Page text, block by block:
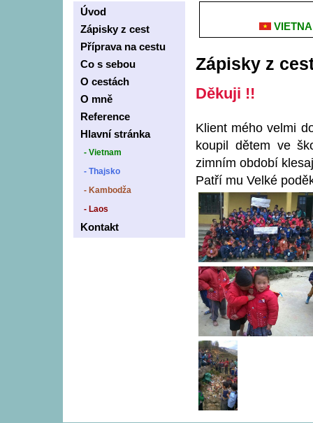
Úvod
Zápisky z cest
Příprava na cestu
Co s sebou
O cestách
O mně
Reference
Hlavní stránka
- Vietnam
- Thajsko
- Kambodža
- Laos
Kontakt
Zápisky z
Děkuji !!
Klient mého velmi
koupil dětem ve
zimním období
Patří mu Velké